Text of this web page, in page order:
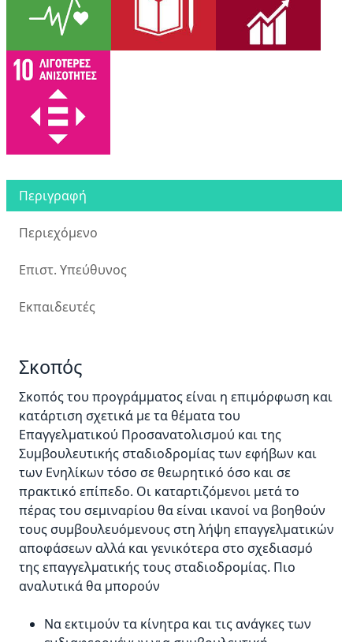
Περιγραφή
Περιεχόμενο
Επιστ. Υπεύθυνος
Εκπαιδευτές
Σκοπός
Σκοπός του προγράμματος είναι η επιμόρφωση και
κατάρτιση σχετικά με τα θέματα του
Επαγγελματικού Προσανατολισμού και της
Συμβουλευτικής σταδιοδρομίας των εφήβων και
των Ενηλίκων τόσο σε θεωρητικό όσο και σε
πρακτικό επίπεδο. Οι καταρτιζόμενοι μετά το
πέρας του σεμιναρίου θα είναι ικανοί να βοηθούν
τους συμβουλευόμενους στη λήψη επαγγελματικών
αποφάσεων αλλά και γενικότερα στο σχεδιασμό
της επαγγελματικής τους σταδιοδρομίας. Πιο
αναλυτικά θα μπορούν
Να εκτιμούν τα κίνητρα και τις ανάγκες των